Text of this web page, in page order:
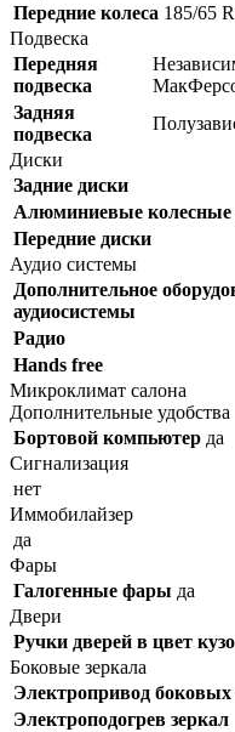
Передние колеса 185/65
Подвеска
Передняя
подвеска
Задняя
подвеска
Диски
Задние диски
Алюминиевые колесные
Передние диски
Аудио системы
Дополнительное
аудиосистемы
Радио
Hands free
Микроклимат салона
Дополнительные удобства
Бортовой компьютер да
Сигнализация
нет
Иммобилайзер
да
Фары
Галогенные фары да
Двери
Ручки дверей в цвет
Боковые зеркала
Электропривод боковых
Электроподогрев зеркал